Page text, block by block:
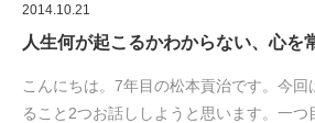
2014.10.21
人生何が起こるかわからない、心を
こんにちは。7年目の松本貢治です。今回
ること2つお話ししようと思います。一つ